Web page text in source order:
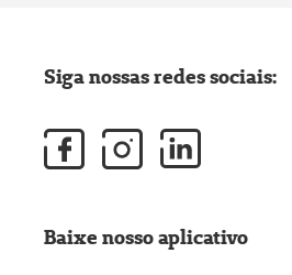
Siga nossas redes sociais:
Baixe nosso aplicativo